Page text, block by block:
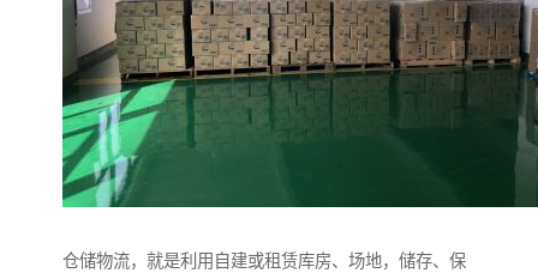
仓储物流，就是利用自建或租赁库房、场地，储存、保